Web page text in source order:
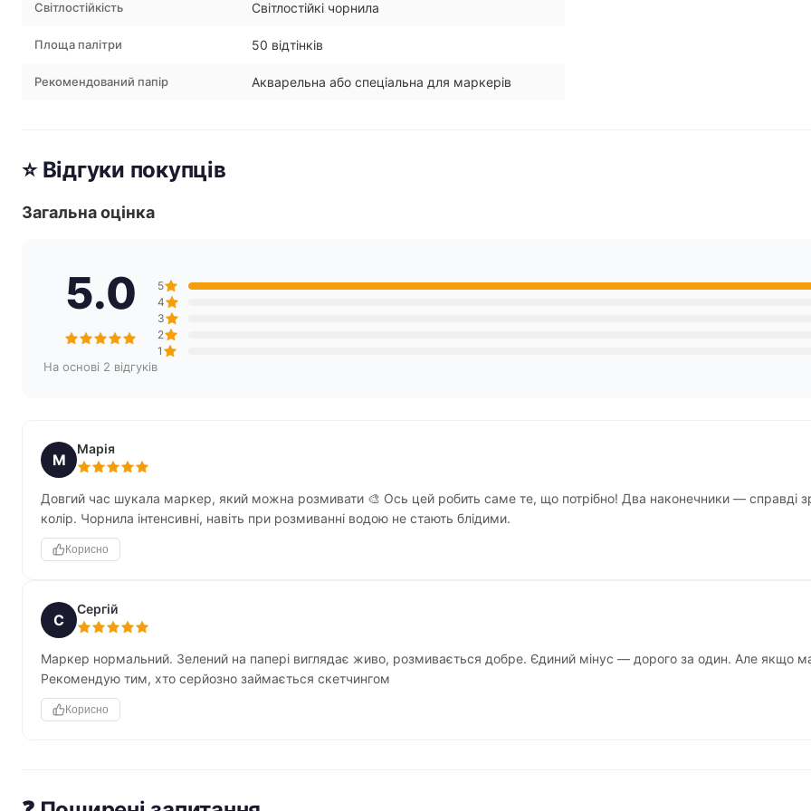
Світлостійкість Світлостійкі чорнила
Площа палітри 50 відтінків
Рекомендований папір Акварельна або спеціальна для маркерів
⭐ Відгуки покупців
Загальна оцінка
5.0
На основі 2 відгуків
5
4
3
2
1
М
Марія
Довгий час шукала маркер, який можна розмивати 🎨 Ось цей робить саме те, що потрібно! Два наконечники — справді
колір. Чорнила інтенсивні, навіть при розмиванні водою не стають блідими.
Корисно
С
Сергій
Маркер нормальний. Зелений на папері виглядає живо, розмивається добре. Єдиний мінус — дорого за один. Але якщо
Рекомендую тим, хто серйозно займається скетчингом
Корисно